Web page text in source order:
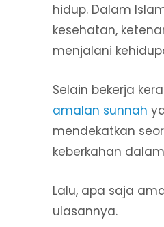
hidup. Dalam
kesehatan,
menjalani
Selain bekerja
amalan sunnah
mendekatkan
keberkahan
Lalu, apa saja
ulasannya.